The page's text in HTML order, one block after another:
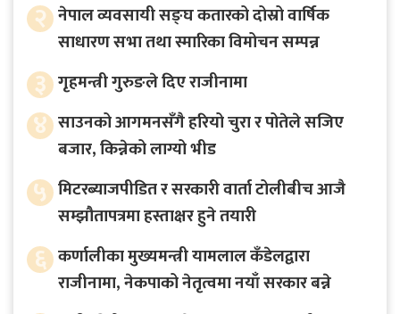
२ नेपाल व्यवसायी सङ्घ कतारको दोस्रो वार्षिक
साधारण सभा तथा स्मारिका विमोचन सम्पन्न
३ गृहमन्त्री गुरुङले दिए राजीनामा
४ साउनको आगमनसँगै हरियो चुरा र पोतेले सजिए
बजार, किन्नेको लाग्यो भीड
५ मिटरब्याजपीडित र सरकारी वार्ता टोलीबीच आजै
सम्झौतापत्रमा हस्ताक्षर हुने तयारी
६ कर्णालीका मुख्यमन्त्री यामलाल कँडेलद्वारा
राजीनामा, नेकपाको नेतृत्वमा नयाँ सरकार बन्ने